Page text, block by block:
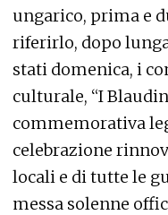
ungarico, prima e
riferirlo, dopo
stati domenica, i
culturale, “I
commemorativa
celebrazione
locali e di tutte le
messa solenne